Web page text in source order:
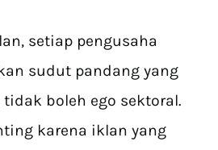
setiap pengusaha
sudut pandang yang
boleh ego sektoral.
karena iklan yang